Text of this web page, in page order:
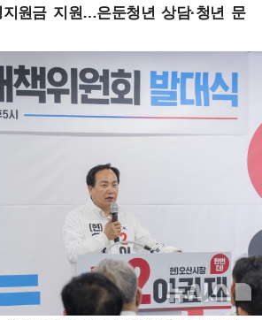
지원금 지원…은둔청년 상담·청년 문